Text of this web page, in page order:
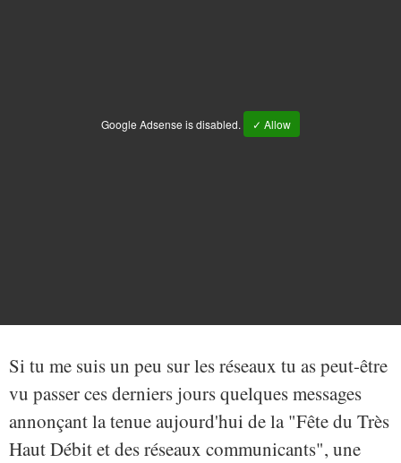
Google Adsense is disabled. ✓ Allow
Si tu me suis un peu sur les réseaux tu as peut-être
vu passer ces derniers jours quelques messages
annonçant la tenue aujourd'hui de la "Fête du Très
Haut Débit et des réseaux communicants", une